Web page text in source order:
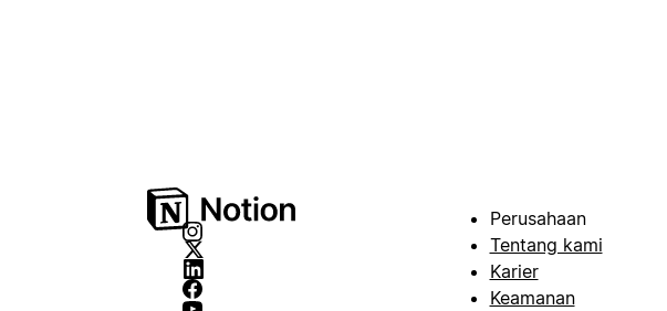
Perusahaan
Tentang kami
Karier
Keamanan